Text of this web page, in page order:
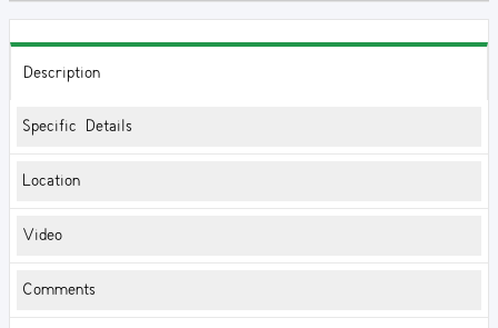
Description
Specific Details
Location
Video
Comments